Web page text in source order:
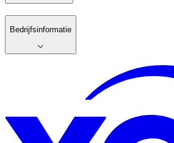
Bedrijfsinformatie